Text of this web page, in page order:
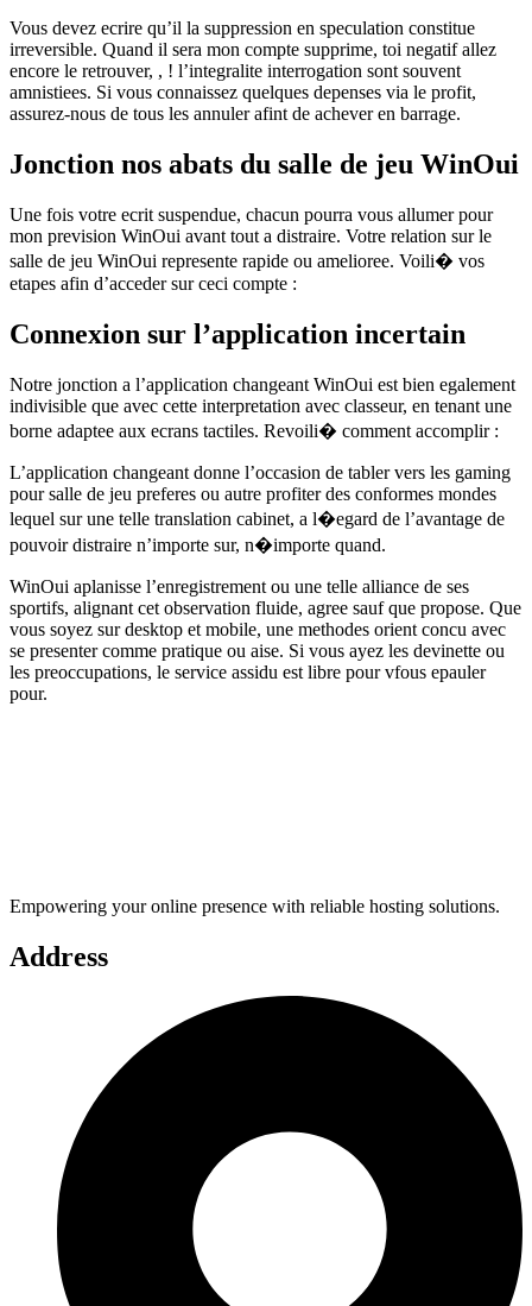
Vous devez ecrire qu’il la suppression en speculation constitue
irreversible. Quand il sera mon compte supprime, toi negatif allez
encore le retrouver, , ! l’integralite interrogation sont souvent
amnistiees. Si vous connaissez quelques depenses via le profit,
assurez-nous de tous les annuler afint de achever en barrage.
Jonction nos abats du salle de jeu WinOui
Une fois votre ecrit suspendue, chacun pourra vous allumer pour
mon prevision WinOui avant tout a distraire. Votre relation sur le
salle de jeu WinOui represente rapide ou amelioree. Voili� vos
etapes afin d’acceder sur ceci compte :
Connexion sur l’application incertain
Notre jonction a l’application changeant WinOui est bien egalement
indivisible que avec cette interpretation avec classeur, en tenant une
borne adaptee aux ecrans tactiles. Revoili� comment accomplir :
L’application changeant donne l’occasion de tabler vers les gaming
pour salle de jeu preferes ou autre profiter des conformes mondes
lequel sur une telle translation cabinet, a l�egard de l’avantage de
pouvoir distraire n’importe sur, n�importe quand.
WinOui aplanisse l’enregistrement ou une telle alliance de ses
sportifs, alignant cet observation fluide, agree sauf que propose. Que
vous soyez sur desktop et mobile, une methodes orient concu avec
se presenter comme pratique ou aise. Si vous ayez les devinette ou
les preoccupations, le service assidu est libre pour vfous epauler
pour.
Empowering your online presence with reliable hosting solutions.
Address